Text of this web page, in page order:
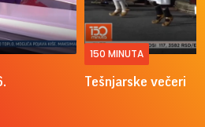
150 MINUTA
Tešnjarske večeri